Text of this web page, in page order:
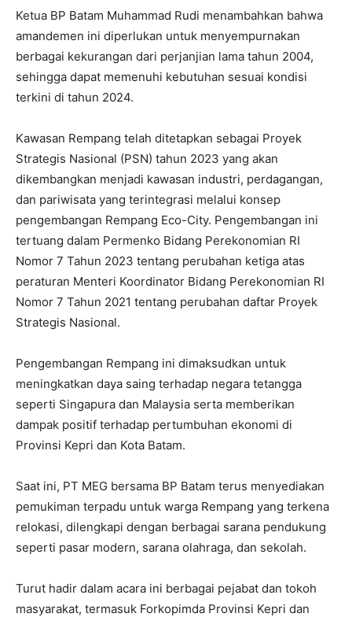
Ketua BP Batam Muhammad Rudi menambahkan bahwa
amandemen ini diperlukan untuk menyempurnakan
berbagai kekurangan dari perjanjian lama tahun 2004,
sehingga dapat memenuhi kebutuhan sesuai kondisi
terkini di tahun 2024.
Kawasan Rempang telah ditetapkan sebagai Proyek
Strategis Nasional (PSN) tahun 2023 yang akan
dikembangkan menjadi kawasan industri, perdagangan,
dan pariwisata yang terintegrasi melalui konsep
pengembangan Rempang Eco-City. Pengembangan ini
tertuang dalam Permenko Bidang Perekonomian RI
Nomor 7 Tahun 2023 tentang perubahan ketiga atas
peraturan Menteri Koordinator Bidang Perekonomian RI
Nomor 7 Tahun 2021 tentang perubahan daftar Proyek
Strategis Nasional.
Pengembangan Rempang ini dimaksudkan untuk
meningkatkan daya saing terhadap negara tetangga
seperti Singapura dan Malaysia serta memberikan
dampak positif terhadap pertumbuhan ekonomi di
Provinsi Kepri dan Kota Batam.
Saat ini, PT MEG bersama BP Batam terus menyediakan
pemukiman terpadu untuk warga Rempang yang terkena
relokasi, dilengkapi dengan berbagai sarana pendukung
seperti pasar modern, sarana olahraga, dan sekolah.
Turut hadir dalam acara ini berbagai pejabat dan tokoh
masyarakat, termasuk Forkopimda Provinsi Kepri dan